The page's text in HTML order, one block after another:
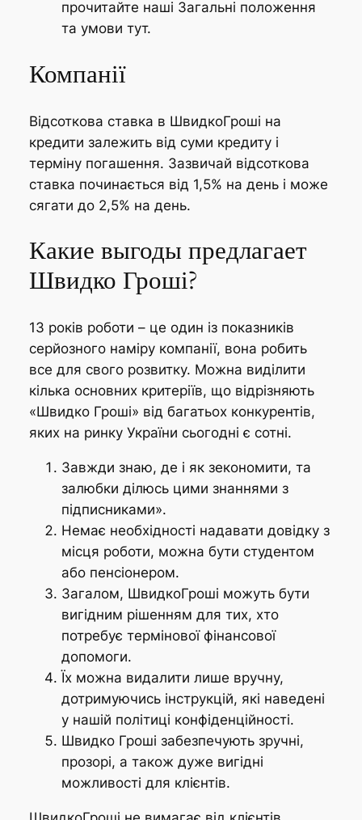
прочитайте наші Загальні положення
та умови тут.
Компанії
Відсоткова ставка в ШвидкоГроші на
кредити залежить від суми кредиту і
терміну погашення. Зазвичай відсоткова
ставка починається від 1,5% на день і може
сягати до 2,5% на день.
Какие выгоды предлагает
Швидко Гроші?
13 років роботи – це один із показників
серйозного наміру компанії, вона робить
все для свого розвитку. Можна виділити
кілька основних критеріїв, що відрізняють
«Швидко Гроші» від багатьох конкурентів,
яких на ринку України сьогодні є сотні.
Завжди знаю, де і як зекономити, та
залюбки ділюсь цими знаннями з
підписниками».
Немає необхідності надавати довідку з
місця роботи, можна бути студентом
або пенсіонером.
Загалом, ШвидкоГроші можуть бути
вигідним рішенням для тих, хто
потребує термінової фінансової
допомоги.
Їх можна видалити лише вручну,
дотримуючись інструкцій, які наведені
у нашій політиці конфіденційності.
Швидко Гроші забезпечують зручні,
прозорі, а також дуже вигідні
можливості для клієнтів.